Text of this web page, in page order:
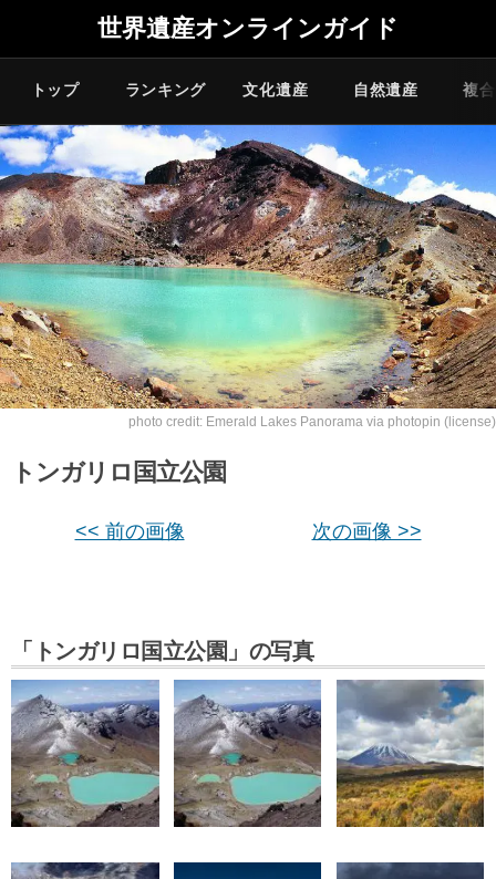
世界遺産オンラインガイド
トップ ランキング 文化遺産 自然遺産 複
photo credit: Emerald Lakes Panorama via photopin (license)
トンガリロ国立公園
<< 前の画像 次の画像 >>
「トンガリロ国立公園」の写真